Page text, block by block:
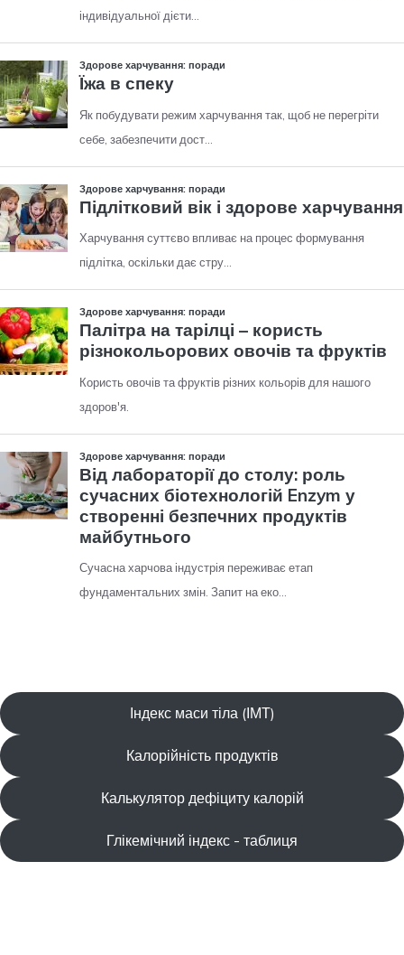
Індекс маси тіла (ІМТ)
Калорійність продуктів
Калькулятор дефіциту калорій
Глікемічний індекс - таблиця